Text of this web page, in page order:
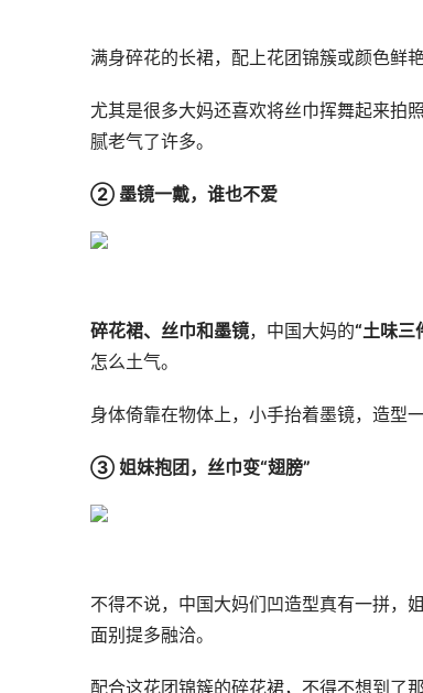
满身碎花的长裙，配上花团锦簇或颜色鲜
尤其是很多大妈还喜欢将丝巾挥舞起来拍照
腻老气了许多。
② 墨镜一戴，谁也不爱
碎花裙、丝巾和墨镜，中国大妈的“土味三
怎么土气。
身体倚靠在物体上，小手抬着墨镜，造型
③ 姐妹抱团，丝巾变“翅膀”
不得不说，中国大妈们凹造型真有一拼，
面别提多融洽。
配合这花团锦簇的碎花裙，不得不想到了那